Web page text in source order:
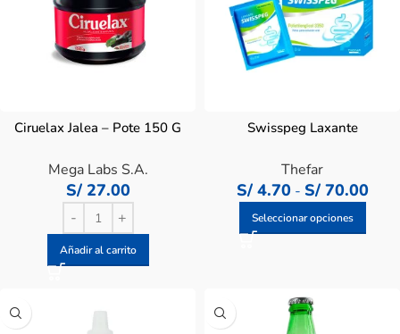
Ciruelax Jalea – Pote 150 G
Mega Labs S.A.
S/27.00
Añadir al carrito
Swisspeg Laxante
Thefar
S/4.70 - S/70.00
Seleccionar opciones